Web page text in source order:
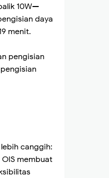
10W—
daya
menit.
pengisian
canggih:
membuat